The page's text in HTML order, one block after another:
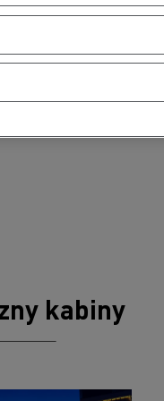
mm
NAPĘDOWY
kabiny